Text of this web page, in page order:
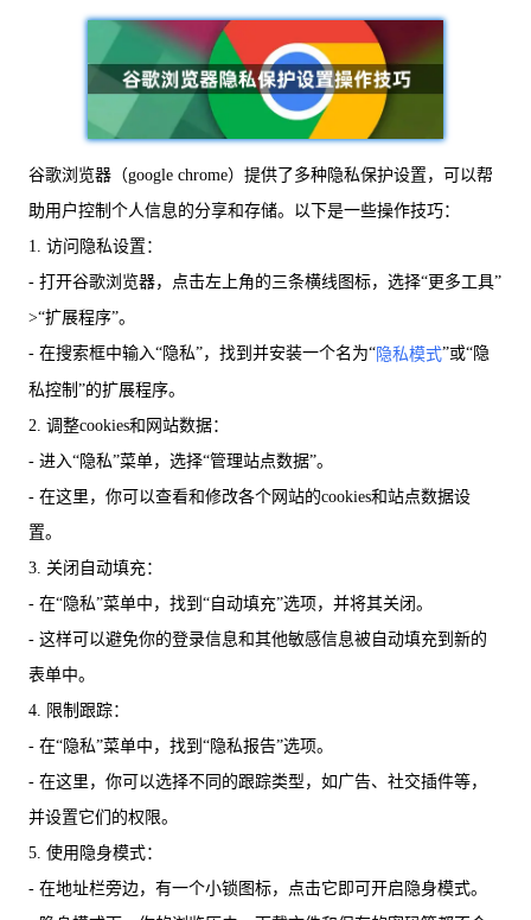
谷歌浏览器（google chrome）提供了多种隐私保护设置，可以帮
助用户控制个人信息的分享和存储。以下是一些操作技巧：
1. 访问隐私设置：
- 打开谷歌浏览器，点击左上角的三条横线图标，选择“更多工具”
>“扩展程序”。
- 在搜索框中输入“隐私”，找到并安装一个名为“隐私模式”或“隐
私控制”的扩展程序。
2. 调整cookies和网站数据：
- 进入“隐私”菜单，选择“管理站点数据”。
- 在这里，你可以查看和修改各个网站的cookies和站点数据设
置。
3. 关闭自动填充：
- 在“隐私”菜单中，找到“自动填充”选项，并将其关闭。
- 这样可以避免你的登录信息和其他敏感信息被自动填充到新的
表单中。
4. 限制跟踪：
- 在“隐私”菜单中，找到“隐私报告”选项。
- 在这里，你可以选择不同的跟踪类型，如广告、社交插件等，
并设置它们的权限。
5. 使用隐身模式：
- 在地址栏旁边，有一个小锁图标，点击它即可开启隐身模式。